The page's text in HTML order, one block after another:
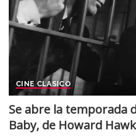
CINE CLASICO
Se abre la temporada
Baby, de Howard